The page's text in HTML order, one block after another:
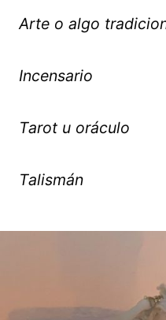
Arte o algo
Incensario
Tarot u oráculo
Talismán